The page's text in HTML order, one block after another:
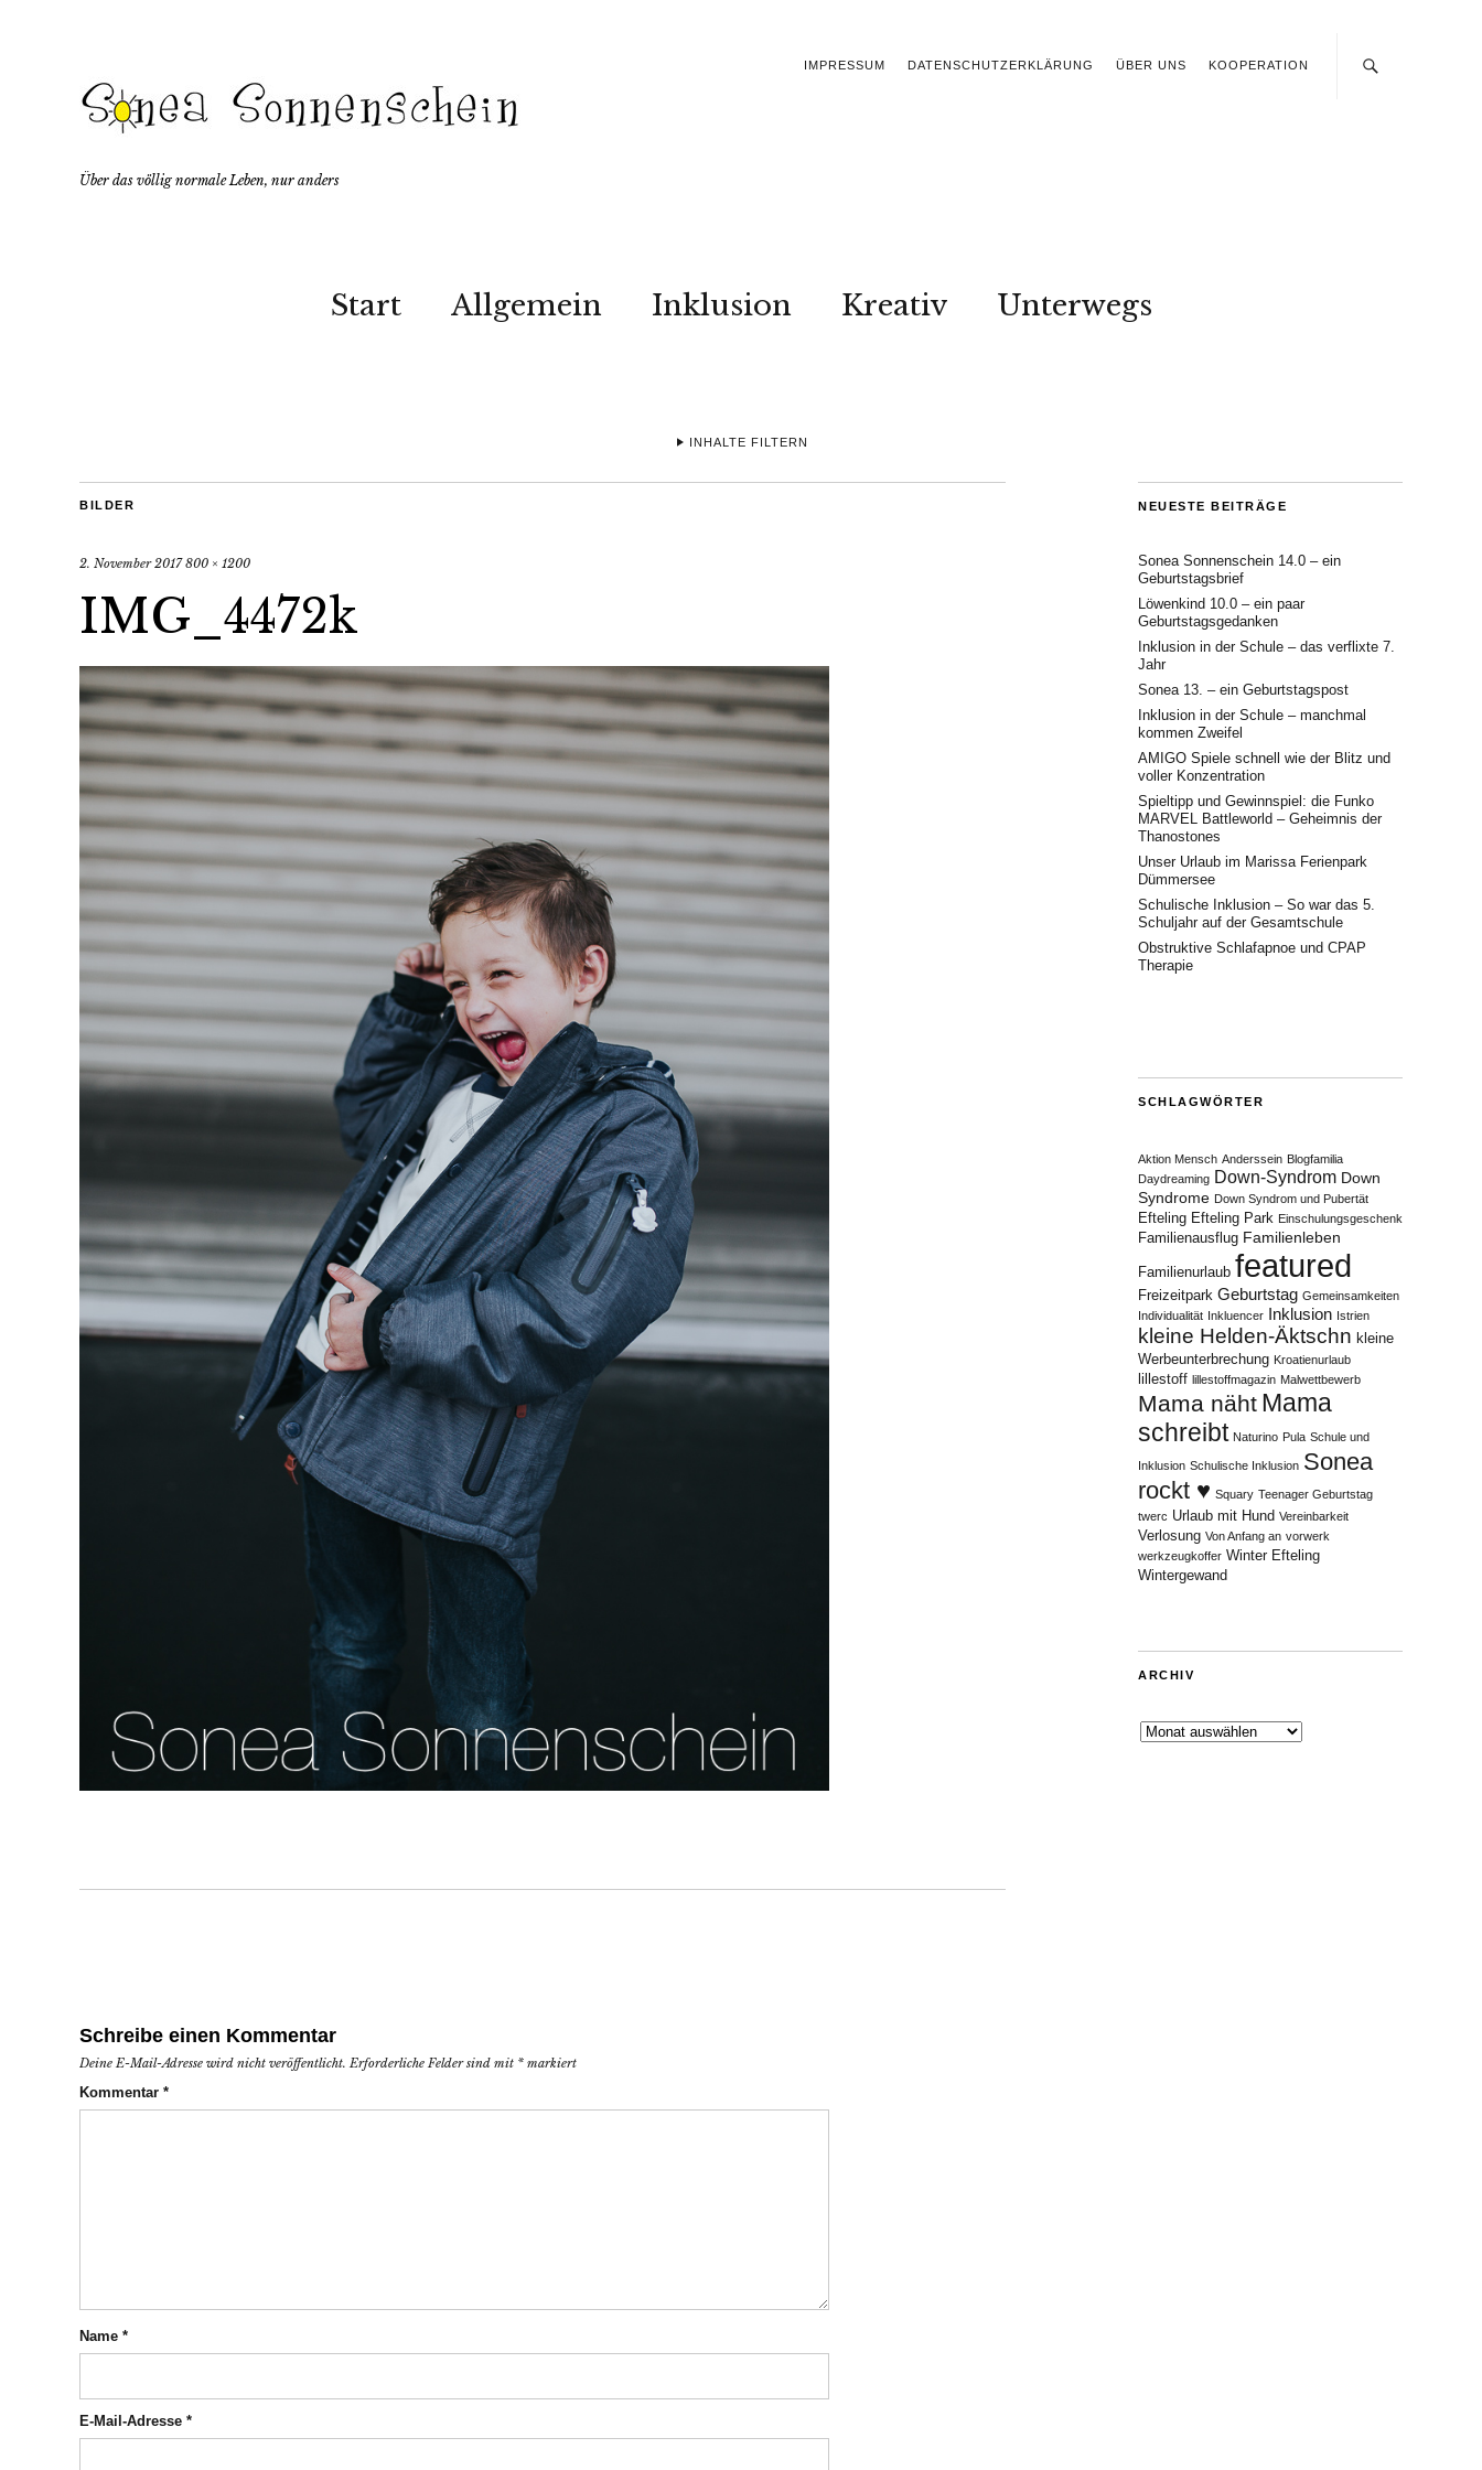
IMPRESSUM DATENSCHUTZERKLÄRUNG ÜBER UNS KOOPERATION
Über das völlig normale Leben, nur anders
Start Allgemein Inklusion Kreativ Unterwegs
INHALTE FILTERN
BILDER
2. November 2017 800 × 1200
IMG_4472k
Schreibe einen Kommentar
Deine E-Mail-Adresse wird nicht veröffentlicht. Erforderliche Felder sind mit * markiert
Kommentar *
Name *
E-Mail-Adresse *
NEUESTE BEITRÄGE
Sonea Sonnenschein 14.0 – ein
Geburtstagsbrief
Löwenkind 10.0 – ein paar
Geburtstagsgedanken
Inklusion in der Schule – das verflixte 7.
Jahr
Sonea 13. – ein Geburtstagspost
Inklusion in der Schule – manchmal
kommen Zweifel
AMIGO Spiele schnell wie der Blitz und
voller Konzentration
Spieltipp und Gewinnspiel: die Funko
MARVEL Battleworld – Geheimnis der
Thanostones
Unser Urlaub im Marissa Ferienpark
Dümmersee
Schulische Inklusion – So war das 5.
Schuljahr auf der Gesamtschule
Obstruktive Schlafapnoe und CPAP
Therapie
SCHLAGWÖRTER
Aktion Mensch Anderssein Blogfamilia
Daydreaming Down-Syndrom Down
Syndrome Down Syndrom und Pubertät
Efteling Efteling Park Einschulungsgeschenk
Familienausflug Familienleben
Familienurlaub featured
Freizeitpark Geburtstag Gemeinsamkeiten
Individualität Inkluencer Inklusion Istrien
kleine Helden-Äktschn kleine
Werbeunterbrechung Kroatienurlaub
lillestoff lillestoffmagazin Malwettbewerb
Mama näht Mama
schreibt Naturino Pula Schule und
Inklusion Schulische Inklusion Sonea
rockt ♥ Squary Teenager Geburtstag
twerc Urlaub mit Hund Vereinbarkeit
Verlosung Von Anfang an vorwerk
werkzeugkoffer Winter Efteling
Wintergewand
ARCHIV
Archiv